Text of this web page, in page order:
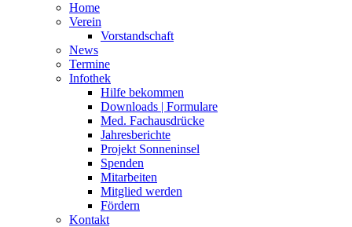
Home
Verein
Vorstandschaft
News
Termine
Infothek
Hilfe bekommen
Downloads | Formulare
Med. Fachausdrücke
Jahresberichte
Projekt Sonneninsel
Spenden
Mitarbeiten
Mitglied werden
Fördern
Kontakt